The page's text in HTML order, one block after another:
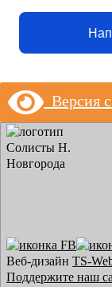
Версия
Веб-дизайнTS-
Поддержите наш